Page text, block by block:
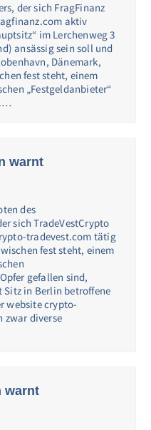
der sich FragFinanz
aktiv
im Lerchenweg 3
ansässig sein soll und
Dänemark,
fest steht, einem
„Festgeldanbieter“
warnt
des
sich TradeVestCrypto
tradevest.com tätig
fest steht, einem
gefallen sind,
Sitz in Berlin betroffene
website crypto-
zwar diverse
warnt